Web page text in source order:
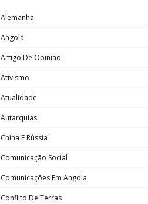
Alemanha
Angola
Artigo De Opinião
Ativismo
Atualidade
Autarquias
China E Rússia
Comunicação Social
Comunicações Em Angola
Conflito De Terras